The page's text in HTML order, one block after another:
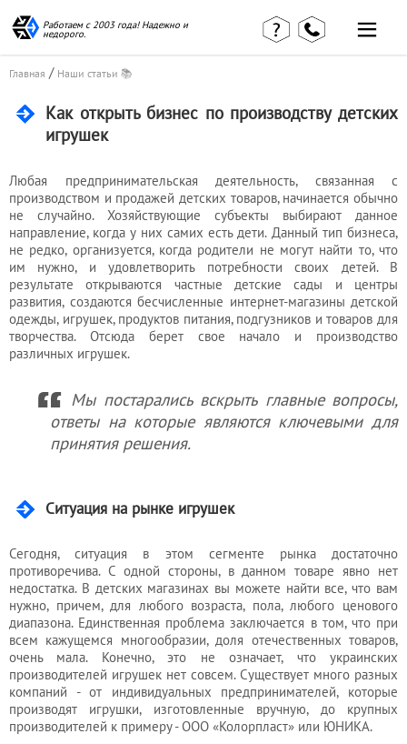
Работаем с 2003 года! Надежно и
недорого.
Главная / Наши статьи 📚
Как открыть бизнес по производству детских
игрушек
Любая предпринимательская деятельность, связанная с
производством и продажей детских товаров, начинается обычно
не случайно. Хозяйствующие субъекты выбирают данное
направление, когда у них самих есть дети. Данный тип бизнеса,
не редко, организуется, когда родители не могут найти то, что
им нужно, и удовлетворить потребности своих детей. В
результате открываются частные детские сады и центры
развития, создаются бесчисленные интернет-магазины детской
одежды, игрушек, продуктов питания, подгузников и товаров для
творчества. Отсюда берет свое начало и производство
различных игрушек.
Мы постарались вскрыть главные вопросы,
ответы на которые являются ключевыми для
принятия решения.
Ситуация на рынке игрушек
Сегодня, ситуация в этом сегменте рынка достаточно
противоречива. С одной стороны, в данном товаре явно нет
недостатка. В детских магазинах вы можете найти все, что вам
нужно, причем, для любого возраста, пола, любого ценового
диапазона. Единственная проблема заключается в том, что при
всем кажущемся многообразии, доля отечественных товаров,
очень мала. Конечно, это не означает, что украинских
производителей игрушек нет совсем. Существует много разных
компаний - от индивидуальных предпринимателей, которые
производят игрушки, изготовленные вручную, до крупных
производителей к примеру - ООО «Колорпласт» или ЮНИКА.
Главная
страница
Отзывы
клиентов
Контакты
Вакансии
КВЭД в
деталях
Наши
консультации
Калькулятор
Миграционные
услуги
Услуги
бухгалтера
юриста
Услуги
регистратора
Кадровый
аутсорсинг